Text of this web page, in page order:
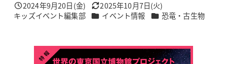
投稿日
2024年9月20日(金) 更新日
2025年10月7日(火)
著
キッズイベント編集部 カテゴリー
イベント情報 カテゴリー
恐竜・古生物